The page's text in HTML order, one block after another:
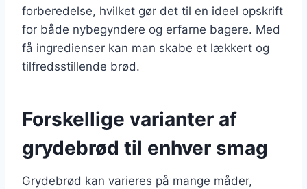
forberedelse, hvilket gør det til en ideel opskrift
for både nybegyndere og erfarne bagere. Med
få ingredienser kan man skabe et lækkert og
tilfredsstillende brød.
Forskellige varianter af
grydebrød til enhver smag
Grydebrød kan varieres på mange måder,